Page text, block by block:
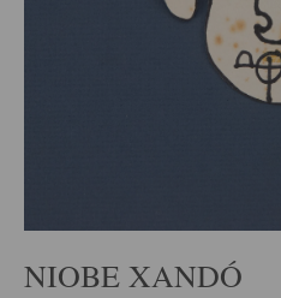
NIOBE XANDÓ